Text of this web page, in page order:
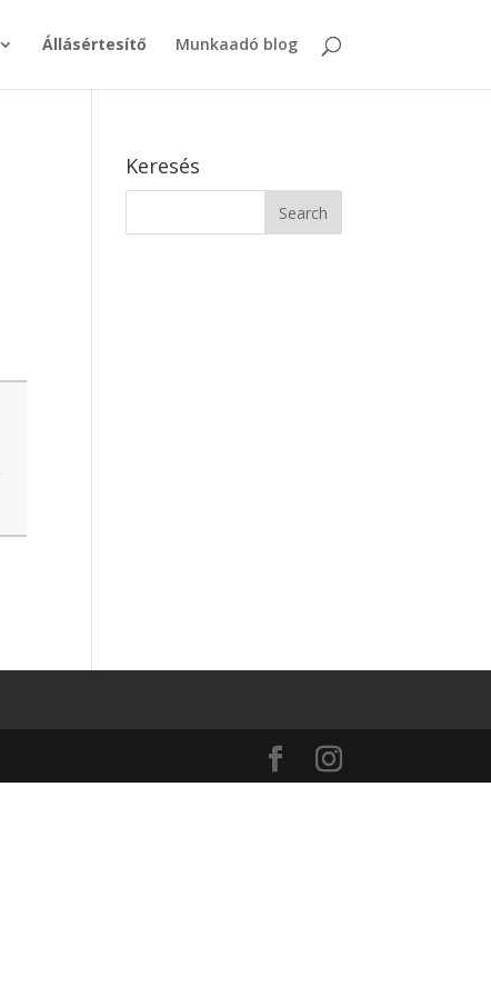
Állásértesítő Munkaadó blog
Keresés